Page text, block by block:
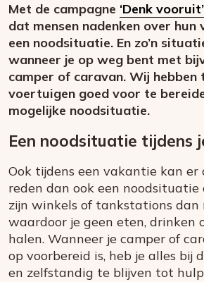
Met de campagne ‘Denk vooruit’
dat mensen nadenken over hun
een noodsituatie. En zo’n
wanneer je op weg bent met
camper of caravan. Wij hebben
voertuigen goed voor te
mogelijke noodsituatie.
Een noodsituatie tijdens
Ook tijdens een vakantie kan
reden dan ook een noodsituatie
zijn winkels of tankstations dan
waardoor je geen eten, drinken
halen. Wanneer je camper of
op voorbereid is, heb je alles bij
en zelfstandig te blijven tot